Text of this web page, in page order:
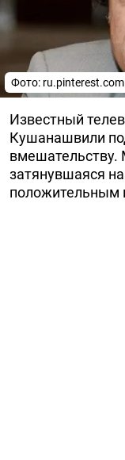
Фото: ru.pinterest.com
Известный
Кушанашвили
вмешательству.
затянувшаяся
положительным